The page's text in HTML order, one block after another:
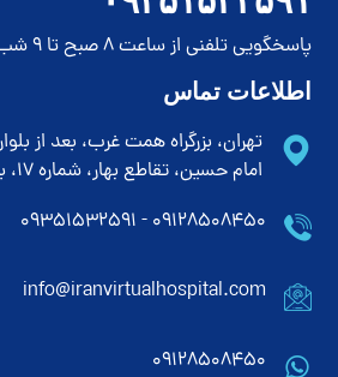
پاسخگویی تلفنی از ساعت 8 صبح تا 9 شب
اطلاعات تماس
تهران، بزرگراه همت غرب، بعد از
امام حسین، تقاطع بهار، شماره 17، بیمارستان عرفان نیایش
۰۹۱۲۸۵۰۸۴۵۰ - ۰۹۳۵۱۵۳۲۵۹۱
info@iranvirtualhospital.com
09128508450